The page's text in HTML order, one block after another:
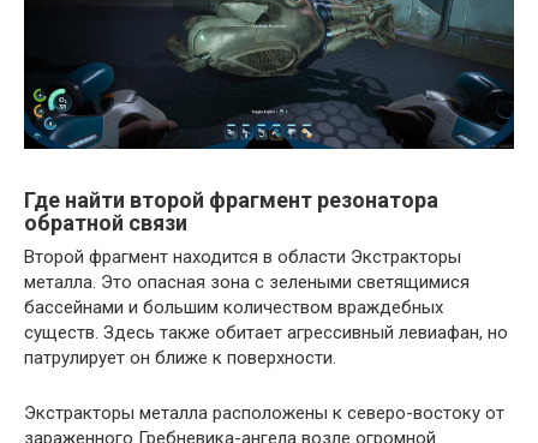
Где найти второй фрагмент резонатора
обратной связи
Второй фрагмент находится в области Экстракторы
металла. Это опасная зона с зелеными светящимися
бассейнами и большим количеством враждебных
существ. Здесь также обитает агрессивный левиафан, но
патрулирует он ближе к поверхности.
Экстракторы металла расположены к северо-востоку от
зараженного Гребневика-ангела возле огромной